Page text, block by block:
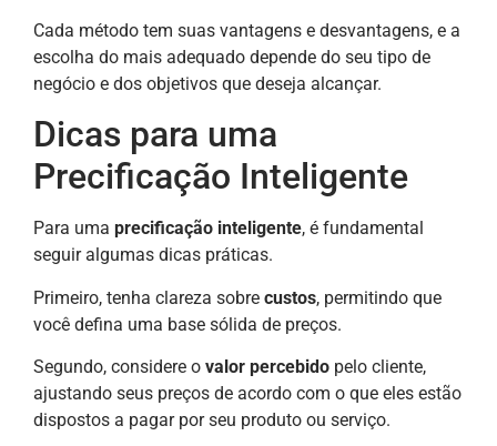
Cada método tem suas vantagens e desvantagens, e a
escolha do mais adequado depende do seu tipo de
negócio e dos objetivos que deseja alcançar.
Dicas para uma
Precificação Inteligente
Para uma precificação inteligente, é fundamental
seguir algumas dicas práticas.
Primeiro, tenha clareza sobre custos, permitindo que
você defina uma base sólida de preços.
Segundo, considere o valor percebido pelo cliente,
ajustando seus preços de acordo com o que eles estão
dispostos a pagar por seu produto ou serviço.